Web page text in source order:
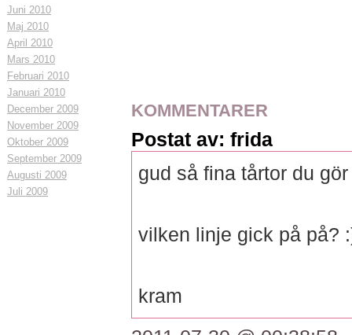
Juni 2010
Maj 2010
April 2010
Mars 2010
Februari 2010
Januari 2010
December 2009
November 2009
Oktober 2009
September 2009
Augusti 2009
Juli 2009
KOMMENTARER
Postat av: frida
gud så fina tårtor du
vilken linje gick på på?
kram